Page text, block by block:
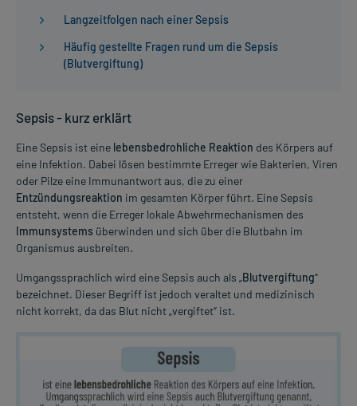
Langzeitfolgen nach einer Sepsis
Häufig gestellte Fragen rund um die Sepsis
(Blutvergiftung)
Sepsis - kurz erklärt
Eine Sepsis ist eine lebensbedrohliche Reaktion des Körpers auf
eine Infektion. Dabei lösen bestimmte Erreger wie Bakterien, Viren
oder Pilze eine Immunantwort aus, die zu einer
Entzündungsreaktion im gesamten Körper führt. Eine Sepsis
entsteht, wenn die Erreger lokale Abwehrmechanismen des
Immunsystems überwinden und sich über die Blutbahn im
Organismus ausbreiten.
Umgangssprachlich wird eine Sepsis auch als „Blutvergiftung“
bezeichnet. Dieser Begriff ist jedoch veraltet und medizinisch
nicht korrekt, da das Blut nicht „vergiftet“ ist.